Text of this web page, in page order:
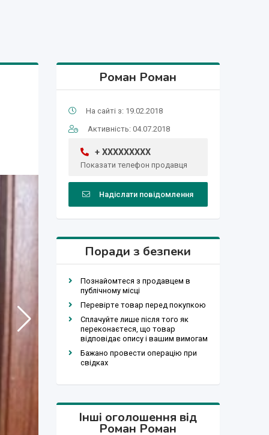
Роман Роман
На сайті з: 19.02.2018
Активність: 04.07.2018
+ XXXXXXXXX
Показати телефон продавця
Надіслати повідомлення
Поради з безпеки
Познайомтеся з продавцем в
публічному місці
Перевірте товар перед покупкою
Сплачуйте лише після того як
переконаєтеся, що товар
відповідає опису і вашим вимогам
Бажано провести операцію при
свідках
Інші оголошення від
Роман Роман